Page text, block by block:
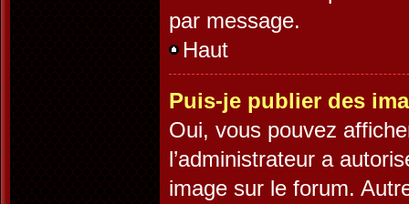
par message.
Haut
Puis-je publier des
Oui, vous pouvez
l’administrateur a
image sur le forum.